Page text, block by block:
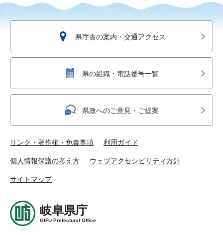
県庁舎の案内・交通アクセス
県の組織・電話番号一覧
県政へのご意見・ご提案
リンク・著作権・免責事項 利用ガイド
個人情報保護の考え方 ウェブアクセシビリティ方針
サイトマップ
岐阜県庁
GIFU Prefectural Office